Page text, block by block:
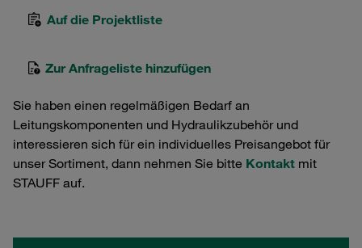
Auf die Projektliste
Zur Anfrageliste hinzufügen
Sie haben einen regelmäßigen Bedarf an
Leitungskomponenten und Hydraulikzubehör und
interessieren sich für ein individuelles Preisangebot für
unser Sortiment, dann nehmen Sie bitte Kontakt mit
STAUFF auf.